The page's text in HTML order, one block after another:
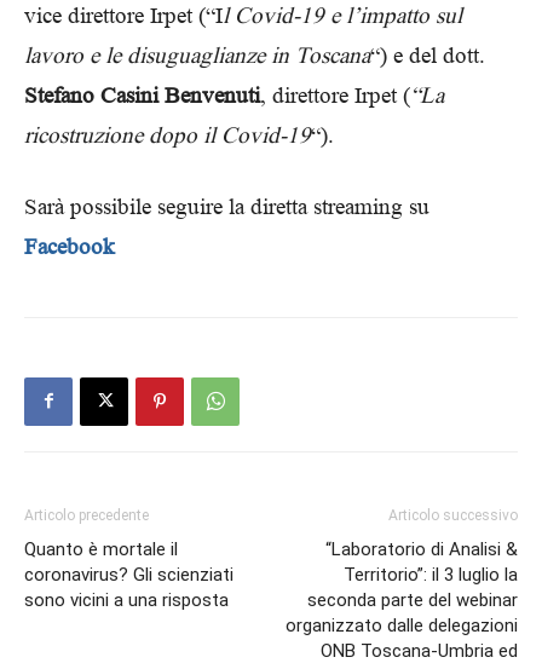
vice direttore Irpet (“Il Covid-19 e l’impatto sul
lavoro e le disuguaglianze in Toscana“) e del dott.
Stefano Casini Benvenuti, direttore Irpet (“La
ricostruzione dopo il Covid-19“).
Sarà possibile seguire la diretta streaming su
Facebook
Articolo precedente
Quanto è mortale il
coronavirus? Gli scienziati
sono vicini a una risposta
Articolo successivo
“Laboratorio di Analisi &
Territorio”: il 3 luglio la
seconda parte del webinar
organizzato dalle delegazioni
ONB Toscana-Umbria ed